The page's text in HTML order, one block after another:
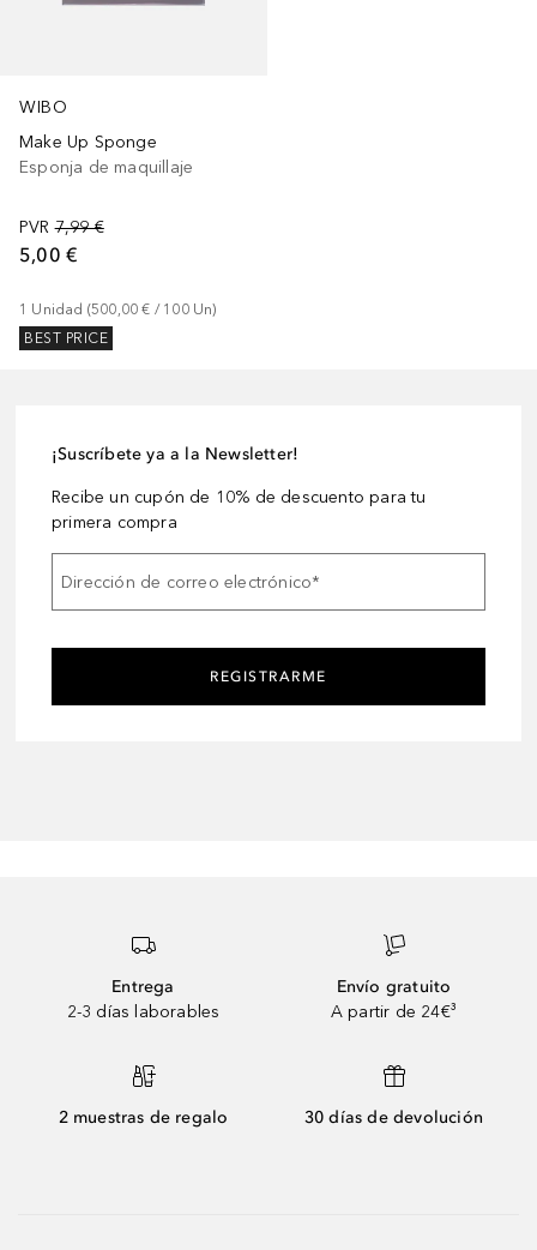
WIBO
Make Up Sponge
Esponja de maquillaje
PVR 7,99 €
5,00 €
1 Unidad (500,00 € / 100 Un)
BEST PRICE
¡Suscríbete ya a la Newsletter!
Recibe un cupón de 10% de descuento para tu
primera compra
Dirección de correo electrónico*
REGISTRARME
Entrega
2-3 días laborables
Envío gratuito
A partir de 24€³
2 muestras de regalo 30 días de devolución